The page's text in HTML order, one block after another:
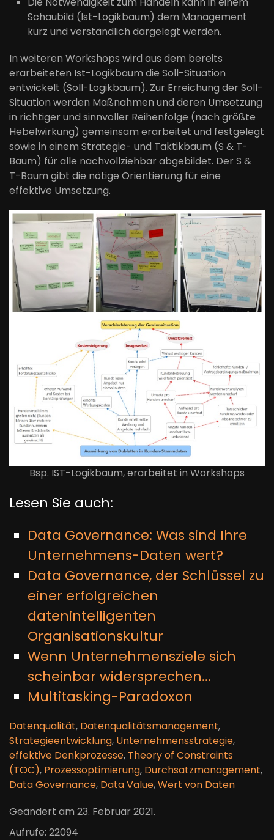
Schaubild (Ist-Logikbaum) dem Management
kurz und verständlich dargelegt werden.
In weiteren Workshops wird aus dem bereits
erarbeiteten Ist-Logikbaum die Soll-Situation
entwickelt (Soll-Logikbaum). Zur Erreichung der Soll-
Situation werden Maßnahmen und deren Umsetzung
in richtiger und sinnvoller Reihenfolge (nach größte
Hebelwirkung) gemeinsam erarbeitet und festgelegt
sowie in einem Strategie- und Taktikbaum (S & T-
Baum) für alle nachvollziehbar abgebildet. Der S &
T-Baum gibt die nötige Orientierung für eine
effektive Umsetzung.
Bsp. IST-Logikbaum, erarbeitet in Workshops
Lesen Sie auch:
Data Governance: Was sind Ihre
Unternehmens-Daten wert?
Data Governance, der Schlüssel zu
einer erfolgreichen
datenintelligenten
Organisationskultur
Wenn Unternehmensziele sich
scheinbar widersprechen...
Multitasking-Paradoxon
Datenqualität, Datenqualitätsmanagement,
Strategieentwicklung, Unternehmensstrategie,
effektive Denkprozesse, Theory of Constraints
(TOC), Prozessoptimierung, Durchsatzmanagement,
Data Governance, Data Value,Wert von Daten
Geändert am 23. Februar 2021.
Aufrufe: 22094